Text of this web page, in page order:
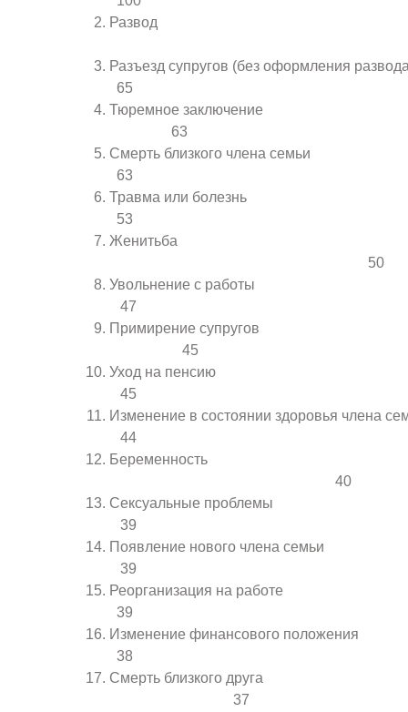
Развод
Разъезд супругов (без
65
Тюремное
63
Смерть близкого
63
Травма или
53
Женитьба
50
Увольнение с
47
Примирение
45
Уход на
45
Изменение в состоянии
44
Беременность
40
Сексуальные
39
Появление нового
39
Реорганизация
39
Изменение
38
Смерть близкого
37